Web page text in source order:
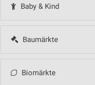
Baby & Kind
Baumärkte
Biomärkte